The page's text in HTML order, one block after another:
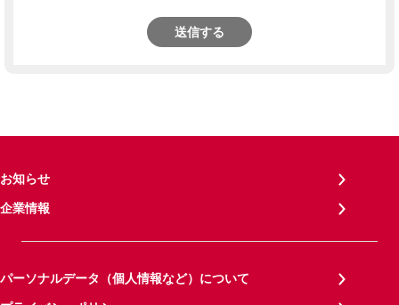
送信する
お知らせ
企業情報
パーソナルデータ（個人情報など）について